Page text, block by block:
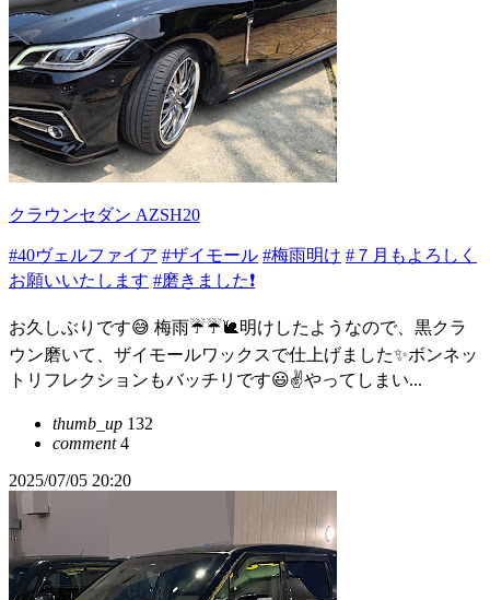
クラウンセダン AZSH20
#40ヴェルファイア #ザイモール #梅雨明け #７月もよろしく
お願いいたします #磨きました❗
お久しぶりです😅 梅雨☔☔🐌明けしたようなので、黒クラ
ウン磨いて、ザイモールワックスで仕上げました✨ボンネッ
トリフレクションもバッチリです😃✌やってしまい...
thumb_up 132
comment4
2025/07/05 20:20